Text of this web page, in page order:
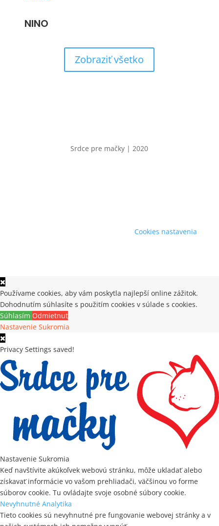
NINO
Zobraziť všetko
Srdce pre mačky | 2020
Cookies nastavenia
Používame cookies, aby vám poskytla najlepší online zážitok.
Dohodnutím súhlasíte s použitím cookies v súlade s cookies.
Súhlasím Odmietnuť
Nastavenie Sukromia
Privacy Settings saved!
Nastavenie Sukromia
Keď navštívite akúkoľvek webovú stránku, môže ukladať alebo
získavať informácie vo vašom prehliadači, väčšinou vo forme
súborov cookie. Tu ovládajte svoje osobné súbory cookie.
Nevyhnutné Analytika
Tieto cookies sú nevyhnutné pre fungovanie webovej stránky a v